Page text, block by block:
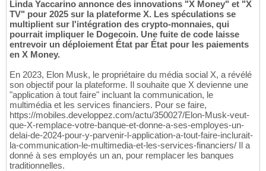
Linda Yaccarino annonce des innovations "X Money" et "X
TV" pour 2025 sur la plateforme X. Les spéculations se
multiplient sur l'intégration des crypto-monnaies, qui
pourrait impliquer le Dogecoin. Une fuite de code laisse
entrevoir un déploiement État par État pour les paiements
en X Money.
En 2023, Elon Musk, le propriétaire du média social X, a révélé
son objectif pour la plateforme. Il souhaite que X devienne une
"application à tout faire" incluant la communication, le
multimédia et les services financiers. Pour se faire,
https://mobiles.developpez.com/actu/350027/Elon-Musk-veut-
que-X-remplace-votre-banque-et-donne-a-ses-employes-un-
delai-de-2024-pour-y-parvenir-l-application-a-tout-faire-inclurait-
la-communication-le-multimedia-et-les-services-financiers/ Il a
donné à ses employés un an, pour remplacer les banques
traditionnelles.